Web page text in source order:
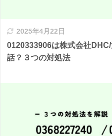
2025年4月22日
0120333906は株式会社
話？３つの対処法